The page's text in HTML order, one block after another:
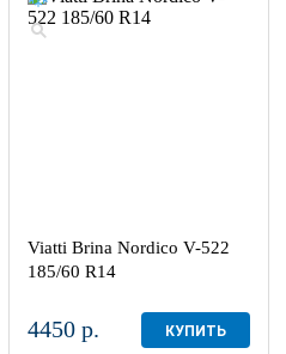
Viatti Brina Nordico V-522
185/60 R14
4450 р. КУПИТЬ